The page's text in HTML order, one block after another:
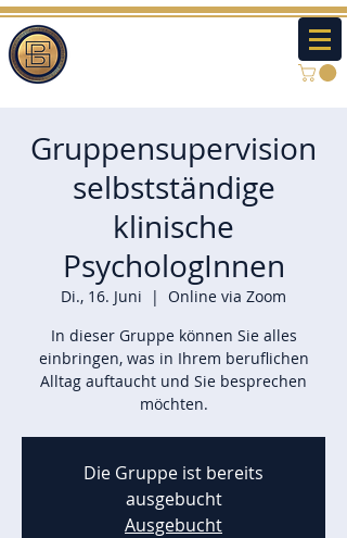
Gruppensupervision
selbstständige
klinische
PsychologInnen
Di., 16. Juni
  |
Online via Zoom
In dieser Gruppe können Sie alles
einbringen, was in Ihrem beruflichen
Alltag auftaucht und Sie besprechen
möchten.
Die Gruppe ist bereits
ausgebucht
Ausgebucht